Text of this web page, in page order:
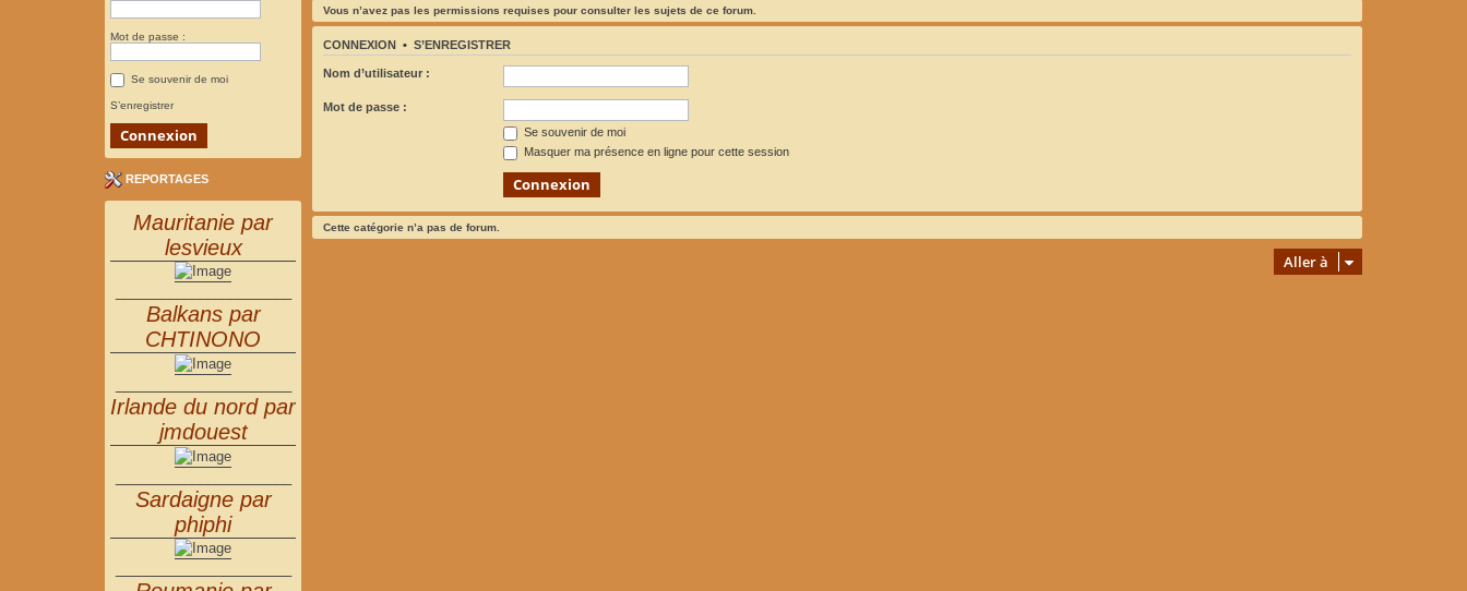
Vous n’avez pas les permissions requises pour consulter les sujets de ce forum.
CONNEXION • S’ENREGISTRER
Nom d’utilisateur :
Mot de passe :
Se souvenir de moi
Masquer ma présence en ligne pour cette session
Cette catégorie n’a pas de forum.
Aller à
Mot de passe :
Se souvenir de moi
S’enregistrer
REPORTAGES
Mauritanie par
lesvieux
Balkans par
CHTINONO
Irlande du nord par
jmdouest
Sardaigne par
phiphi